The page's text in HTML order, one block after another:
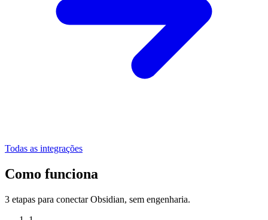
Todas as integrações
Como funciona
3 etapas para conectar Obsidian, sem engenharia.